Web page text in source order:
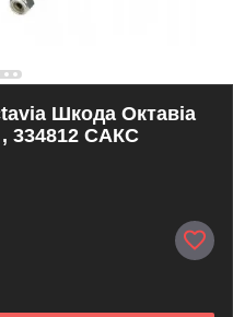
Шкода Октавіа
, 334812 САКС